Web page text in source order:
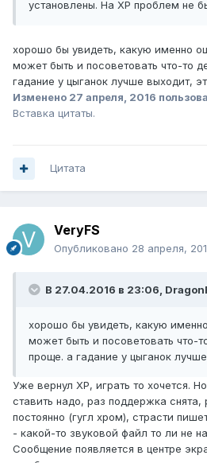
установлены. На ХР проблем не
хорошо бы увидеть, какую именно
может быть и посоветовать что-то
гадание у цыганок лучше выходит,
Изменено 27 апреля, 2016
Вставка цитаты.
Цитата
VeryFS
Опубликовано 28 апреля,
В 27.04.2016 в 23:06,
хорошо бы увидеть, какую
может быть и посоветовать что-
проще. а гадание у цыганок
Уже вернул ХР, играть то хочется.
ставить надо, раз поддержка снята,
постоянно (гугл хром), страсти
- какой-то звуковой файл то ли не
Сообщение появляется в центре